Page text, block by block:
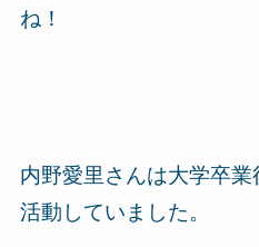
ね！
内野愛里さんは大学卒
活動していました。